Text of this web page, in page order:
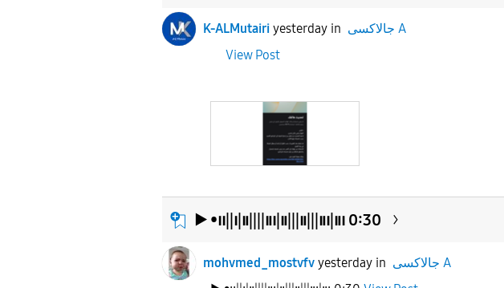
K-ALMutairi yesterday in
جالاكسى A
View Post
▶︎ •၊၊||၊|။||||။၊|။|||။|||။၊|။၊ 0:30
mohvmed_mostvfv yesterday in
جالاكسى A